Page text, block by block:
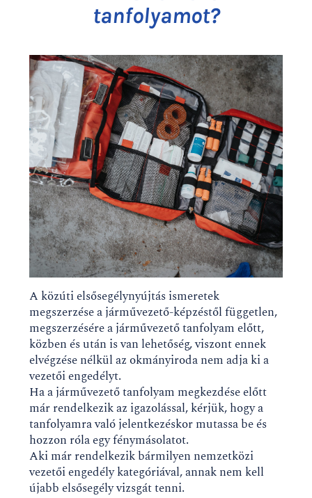
tanfolyamot?
A közúti elsősegélynyújtás ismeretek
megszerzése a járművezető-képzéstől független,
megszerzésére a járművezető tanfolyam előtt,
közben és után is van lehetőség, viszont ennek
elvégzése nélkül az okmányiroda nem adja ki a
vezetői engedélyt.
Ha a járművezető tanfolyam megkezdése előtt
már rendelkezik az igazolással, kérjük, hogy a
tanfolyamra való jelentkezéskor mutassa be és
hozzon róla egy fénymásolatot.
Aki már rendelkezik bármilyen nemzetközi
vezetői engedély kategóriával, annak nem kell
újabb elsősegély vizsgát tenni.